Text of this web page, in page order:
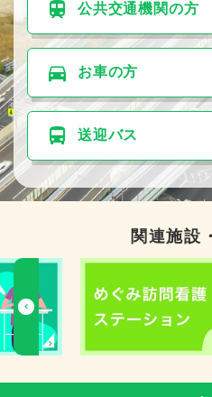
公共交通機関の⽅
お⾞の⽅
送迎バス
関連施設